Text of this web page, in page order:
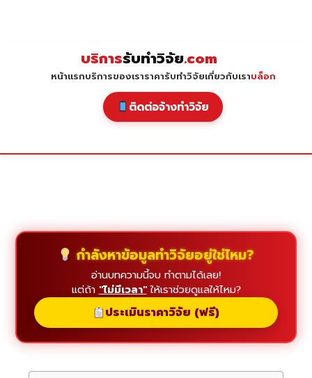
บริการรับทำวิจัย.com
หน้าแรกบริการของเราราคารับทำวิจัยเกี่ยวกับเราบล็อก
ติดต่อจ้างทำวิจัย
กำลังหาข้อมูลทำวิจัยอยู่ใช่ไหม?
อ่านบทความนี้จบ ทำตามได้เลย!
แต่ถ้า "ไม่มีเวลา"ให้เราช่วยดูแลให้ไหม?
ประเมินราคาวิจัย (ฟรี)